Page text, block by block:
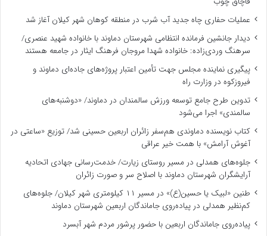
عملیات حفاری چاه جدید آب شرب در منطقه کوهان شهر کیلان آغاز شد
دیدار جانشین فرمانده انتظامی شهرستان دماوند با خانواده شهید عنصری/
سرهنگ وردی‌زاده: خانواده شهدا مروجان فرهنگ ایثار در جامعه هستند
پیگیری نماینده مجلس جهت تأمین اعتبار پروژه‌های جاده‌ای دماوند و
فیروزکوه در وزارت راه
تدوین طرح جامع توسعه ورزش سالمندان در دماوند/ «دوشنبه‌های
سالمندی» اجرا می‌شود
کتاب نویسنده دماوندی هم‌سفر زائران اربعین حسینی شد/ توزیع «ساعتی در
آغوش آرامش» با همت خیر عراقی
جلوه‌های همدلی در مسیر روستای زیارت/ خدمت‌رسانی جهادی اتحادیه
آرایشگران شهرستان دماوند با اصلاح سر و صورت زائران
طنین «لبیک یا حسین(ع)» در مسیر ۱۱ کیلومتری شهر کیلان/ جلوه‌های
کم‌نظیر همدلی در پیاده‌روی جاماندگان اربعین شهرستان دماوند
پیاده‌روی جاماندگان اربعین با حضور پرشور مردم شهر آبسرد